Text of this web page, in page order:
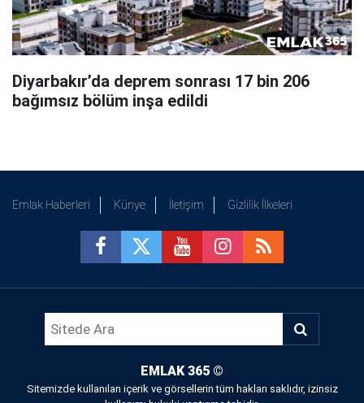
Diyarbakır’da deprem sonrası 17 bin 206
bağımsız bölüm inşa edildi
Emlak Haberleri Künye İletişim Gizlilik İlkeleri
EMLAK 365 ©
Sitemizde kullanılan içerik ve görsellerin tüm hakları saklıdır, izinsiz